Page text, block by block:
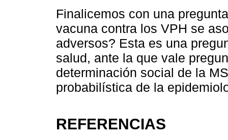
Finalicemos con una
vacuna contra los VPH se
adversos? Esta es una
salud, ante la que vale
determinación social de la
probabilística de la
REFERENCIAS